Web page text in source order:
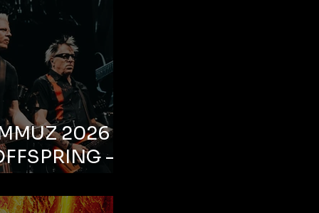
2026 –
–
Life Park